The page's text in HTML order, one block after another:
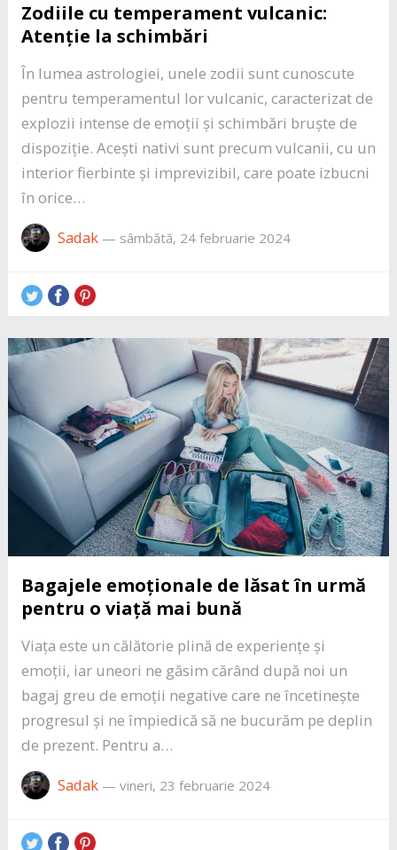
Zodiile cu temperament vulcanic:
Atenție la schimbări
În lumea astrologiei, unele zodii sunt cunoscute
pentru temperamentul lor vulcanic, caracterizat de
explozii intense de emoții și schimbări bruște de
dispoziție. Acești nativi sunt precum vulcanii, cu un
interior fierbinte și imprevizibil, care poate izbucni
în orice…
Sadak— sâmbătă, 24 februarie 2024
Bagajele emoționale de lăsat în urmă
pentru o viață mai bună
Viața este un călătorie plină de experiențe și
emoții, iar uneori ne găsim cărând după noi un
bagaj greu de emoții negative care ne încetinește
progresul și ne împiedică să ne bucurăm pe deplin
de prezent. Pentru a…
Sadak— vineri, 23 februarie 2024